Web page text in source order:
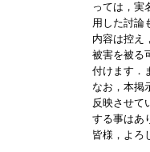
っては，実
用した討論
内容は控え
被害を被る
付けます．
なお，本掲
反映させて
する事はあ
皆様，よろ